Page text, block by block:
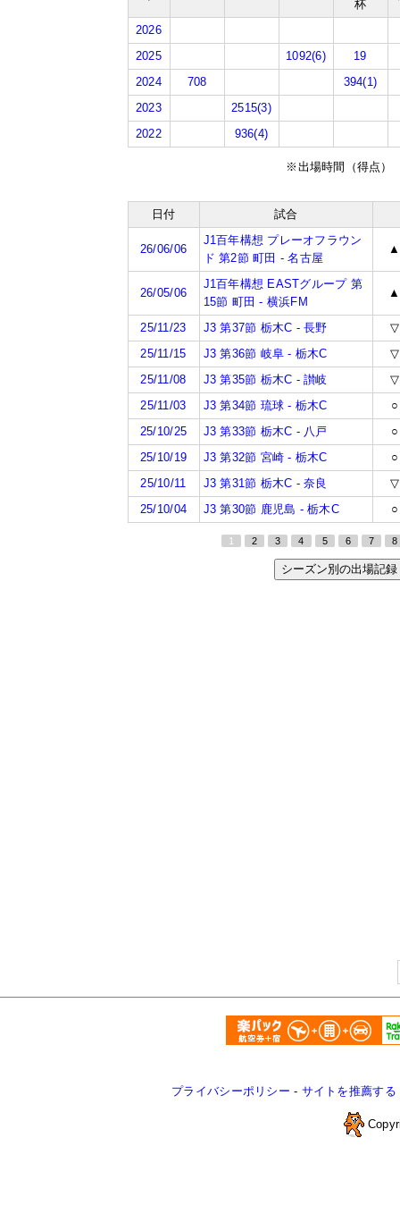
杯
2026
2025
1092(6)
19
2024
708
394(1)
2023
2515(3)
2022
936(4)
※出場時間（得点）
日付 試合
26/06/06
J1百年構想 プレーオフラウン
ド 第2節 町田 - 名古屋
▲
26/05/06
J1百年構想 EASTグループ 第
15節 町田 - 横浜FM
▲
25/11/23 J3 第37節 栃木C - 長野
▽
25/11/15
J3 第36節 岐阜 - 栃木C
▽
25/11/08
J3 第35節 栃木C - 讃岐
▽
25/11/03
J3 第34節 琉球 - 栃木C
○
25/10/25
J3 第33節 栃木C - 八戸
○
25/10/19
J3 第32節 宮崎 - 栃木C
○
25/10/11
J3 第31節 栃木C - 奈良
▽
25/10/04
J3 第30節 鹿児島 - 栃木C ○
1 2 3 4 5 6 7 8
シーズン別の出場記録
プライバシーポリシー - サイトを推薦する